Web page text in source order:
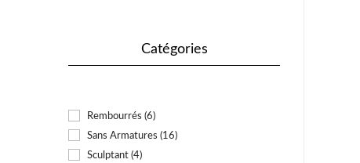
Catégories
Rembourrés (6)
Sans Armatures (16)
Sculptant (4)